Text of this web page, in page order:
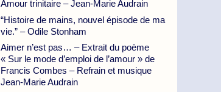
Amour trinitaire – Jean-Marie Audrain
“Histoire de mains, nouvel épisode de ma
vie.” – Odile Stonham
Aimer n’est pas… – Extrait du poème
« Sur le mode d’emploi de l’amour » de
Francis Combes – Refrain et musique
Jean-Marie Audrain